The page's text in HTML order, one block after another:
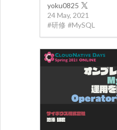
yoku0825
24 May, 2021
#研修 #MySQL